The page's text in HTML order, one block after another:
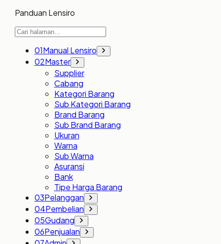
Panduan Lensiro
01Manual Lensiro
02Master
Supplier
Cabang
Kategori Barang
Sub Kategori Barang
Brand Barang
Sub Brand Barang
Ukuran
Warna
Sub Warna
Asuransi
Bank
Tipe Harga Barang
03Pelanggan
04Pembelian
05Gudang
06Penjualan